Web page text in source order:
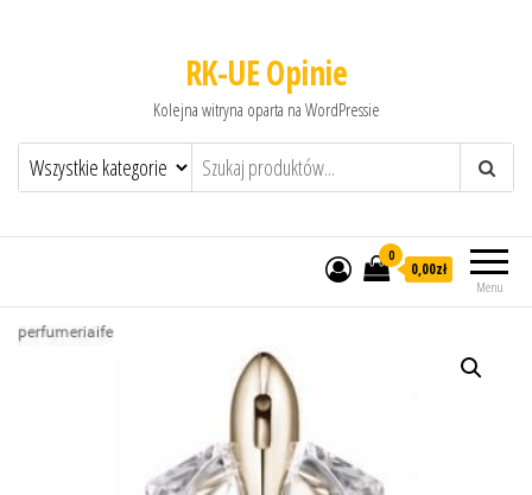
RK-UE Opinie
Kolejna witryna oparta na WordPressie
Menu
0
0,00zł